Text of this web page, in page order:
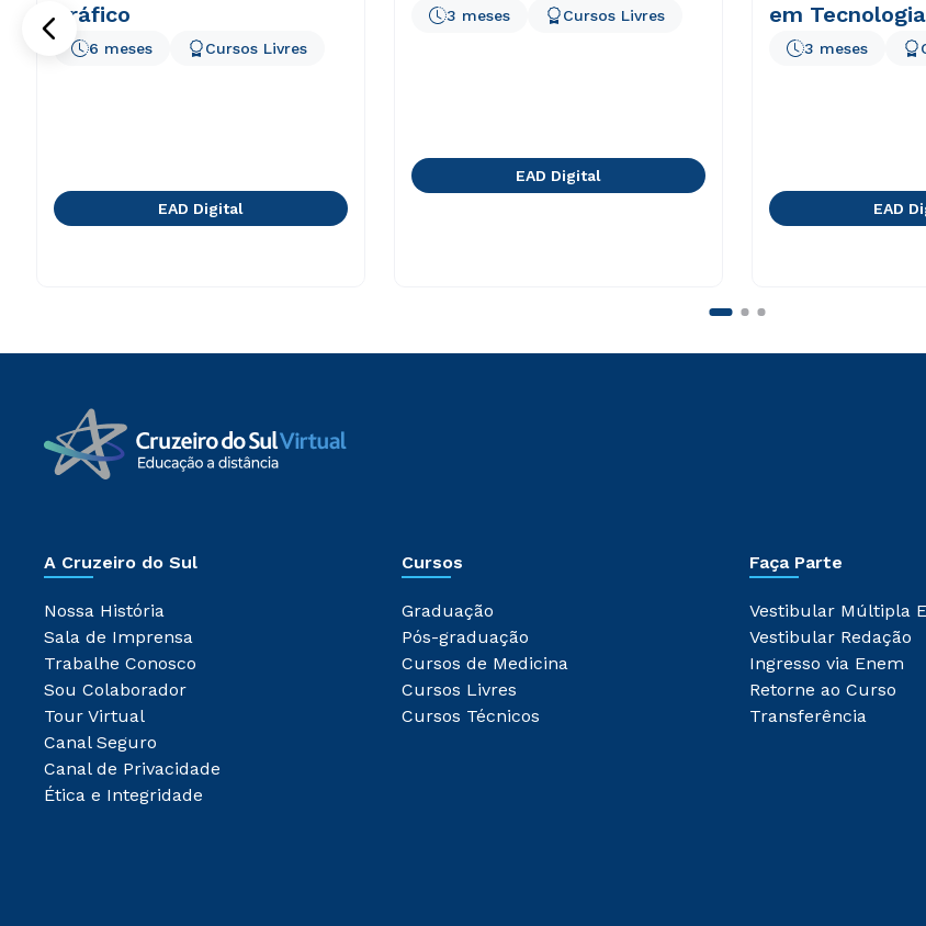
Gráfico
6 meses Cursos Livres
EAD Digital
3 meses Cursos Livres
EAD Digital
em Tecnologia
3 meses
EAD
A Cruzeiro do Sul
Nossa História
Sala de Imprensa
Trabalhe Conosco
Sou Colaborador
Tour Virtual
Canal Seguro
Canal de Privacidade
Ética e Integridade
Cursos
Graduação
Pós-graduação
Cursos de Medicina
Cursos Livres
Cursos Técnicos
Faça Parte
Vestibular Múltipla
Vestibular Redação
Ingresso via Enem
Retorne ao Curso
Transferência